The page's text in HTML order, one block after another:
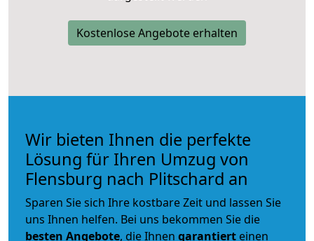
Kostenlose Angebote erhalten
Wir bieten Ihnen die perfekte
Lösung für Ihren Umzug von
Flensburg nach Plitschard an
Sparen Sie sich Ihre kostbare Zeit und lassen Sie
uns Ihnen helfen. Bei uns bekommen Sie die
besten Angebote, die Ihnen garantiert einen